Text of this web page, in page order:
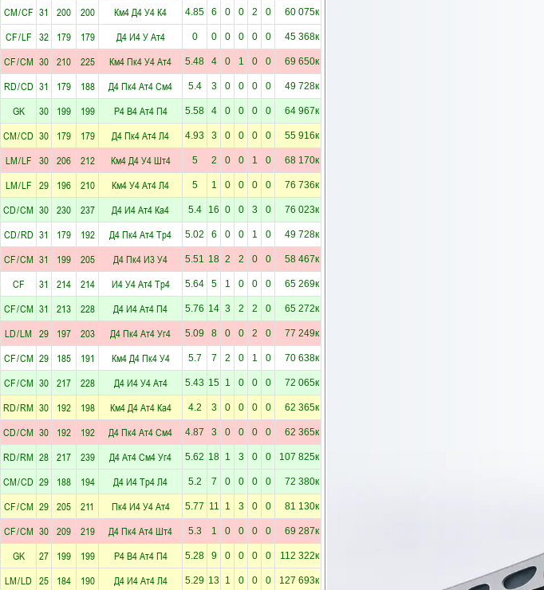
CM/CF 31 200 200 Км4Д4У4К4 4.85 6 0 0 2 0 60 075к
CF/LF 32 179 179 Д4И4УАт4 0 0 0 0 0 0 45 368к
CF/CM 30 210 225 Км4Пк4У4Ат4 5.48 4 0 1 0 0 69 650к
RD/CD 31 179 188 Д4Пк4Ат4См4 5.4 3 0 0 0 0 49 728к
GK 30 199 199 Р4В4Ат4П4 5.58 4 0 0 0 0 64 967к
CM/CD 30 179 179 Д4Пк4Ат4Л4 4.93 3 0 0 0 0 55 916к
LM/LF 30 206 212 Км4Д4У4Шт4 5 2 0 0 1 0 68 170к
LM/LF 29 196 210 Км4У4Ат4Л4 5 1 0 0 0 0 76 736к
CD/CM 30 230 237 Д4И4Ат4Ка4 5.4 16 0 0 3 0 76 023к
CD/RD 31 179 192 Д4Пк4Ат4Тр4 5.02 6 0 0 1 0 49 728к
CF/CM 31 199 205 Д4Пк4И3У4 5.51 18 2 2 0 0 58 467к
CF 31 214 214 И4У4Ат4Тр4 5.64 5 1 0 0 0 65 269к
CF/CM 31 213 228 Д4И4Ат4П4 5.76 14 3 2 2 0 65 272к
LD/LM 29 197 203 Д4Пк4Ат4Уг4 5.09 8 0 0 2 0 77 249к
CF/CM 29 185 191 Км4Д4Пк4У4 5.7 7 2 0 1 0 70 638к
CF/CM 30 217 228 Д4И4У4Ат4 5.43 15 1 0 0 0 72 065к
RD/RM 30 192 198 Км4Д4Ат4Ка4 4.2 3 0 0 0 0 62 365к
CD/CM 30 192 192 Д4Пк4Ат4См4 4.87 3 0 0 0 0 62 365к
RD/RM 28 217 239 Д4Ат4См4Уг4 5.62 18 1 3 0 0 107 825к
CM/CD 29 188 194 Д4И4Тр4Л4 5.2 7 0 0 0 0 72 380к
CF/CM 29 205 211 Пк4И4У4Ат4 5.77 11 1 3 0 0 81 130к
CF/CM 30 209 219 Д4Пк4Ат4Шт4 5.3 1 0 0 0 0 69 287к
GK 27 199 199 Р4В4Ат4П4 5.28 9 0 0 0 0 112 322к
LM/LD 25 184 190 Д4И4Ат4Л4 5.29 13 1 0 0 0 127 693к